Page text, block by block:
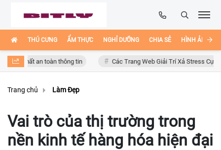
THÚ CƯNG ẨM THỰC NGHỈ DƯỠNG CHIA SẺ HÌNH ẢNH
an toàn thông tin Các Trang Web Giải Trí Xả Stress Cực Hay Ho
Trang chủ Làm Đẹp
Vai trò của thị trường trong
nền kinh tế hàng hóa hiện đại